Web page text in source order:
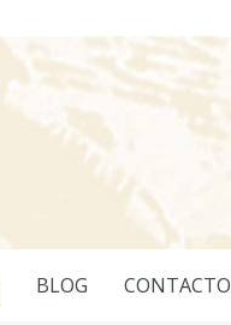
BLOG CONTACTO